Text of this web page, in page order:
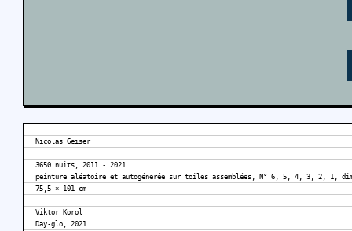
Nicolas Geiser
3650 nuits, 2011 - 2021
peinture aléatoire et autogénerée sur toiles assemblées, N° 6, 5, 4, 3, 2, 1,
75,5 × 101 cm
Viktor Korol
Day-glo, 2021